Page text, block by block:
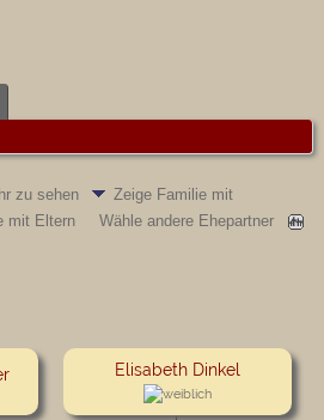
zu sehen
Zeige Familie mit
mit Eltern
Wähle andere Ehepartner
Elisabeth Dinkel